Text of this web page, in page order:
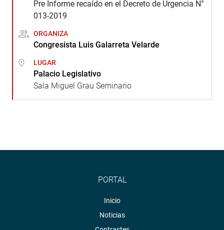
Pre Informe recaído en el Decreto de Urgencia N°
013-2019
ORGANIZA
Congresista Luis Galarreta Velarde
LUGAR
Palacio Legislativo
Sala Miguel Grau Seminario
PORTAL
Inicio
Noticias